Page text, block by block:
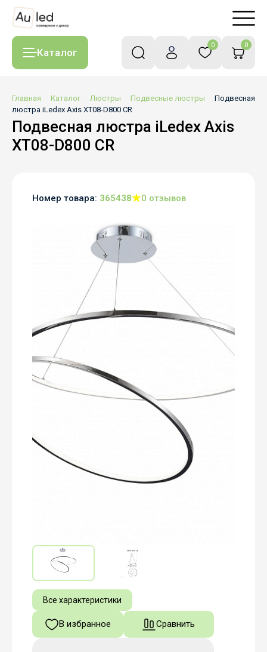
Каталог
0 0
Главная Каталог Люстры Подвесные люстры
Подвесная
люстра iLedex Axis XT08-D800 CR
Подвесная люстра iLedex Axis
XT08-D800 CR
Номер товара: 365438 0 отзывов
Все характеристики
В избранное Сравнить